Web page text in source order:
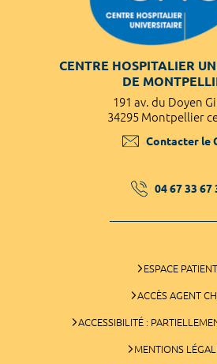
CENTRE HOSPITALIER
DE
191 av. du Doyen
34295 Montpellier
Contacter le
04 67 33 67
ESPACE PATIENT
ACCÈS AGENT
ACCESSIBILITÉ :
MENTIONS